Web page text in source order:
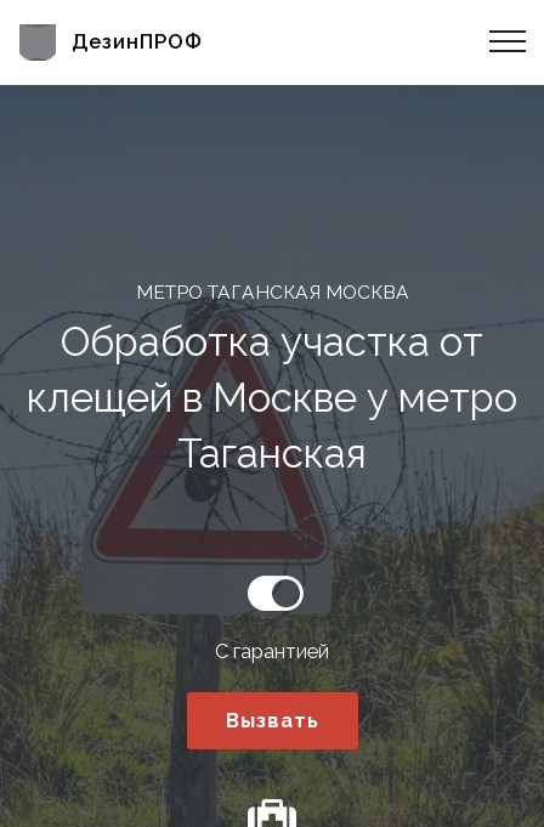
ДезинПРОФ
МЕТРО ТАГАНСКАЯ МОСКВА
Обработка участка от
клещей в Москве у метро
Таганская
С гарантией
Вызвать